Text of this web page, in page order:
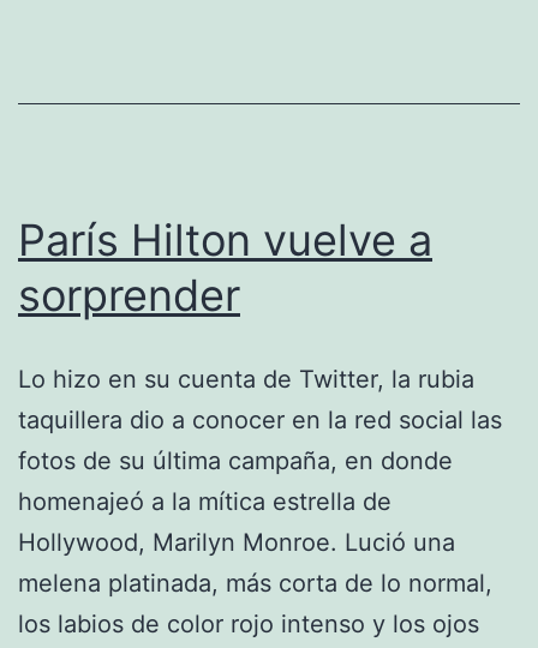
París Hilton vuelve a
sorprender
Lo hizo en su cuenta de Twitter, la rubia
taquillera dio a conocer en la red social las
fotos de su última campaña, en donde
homenajeó a la mítica estrella de
Hollywood, Marilyn Monroe. Lució una
melena platinada, más corta de lo normal,
los labios de color rojo intenso y los ojos